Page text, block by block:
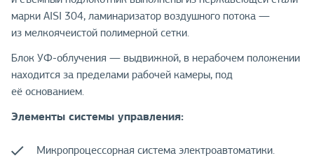
марки AISI 304, ламинаризатор воздушного потока —
из мелкоячеистой полимерной сетки.
Блок УФ-облучения — выдвижной, в нерабочем положении
находится за пределами рабочей камеры, под
её основанием.
Элементы системы управления:
Микропроцессорная система электроавтоматики.